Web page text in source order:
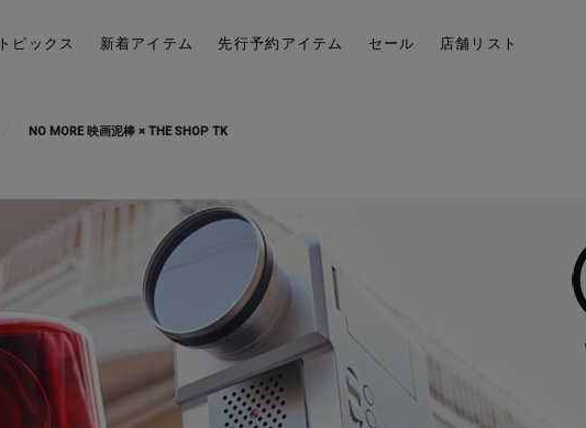
トピックス 新着アイテム 先行予約アイテム セール 店舗リスト
NO MORE 映画泥棒 × THE SHOP TK